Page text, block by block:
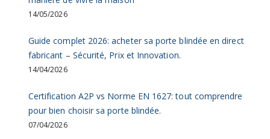
14/05/2026
Guide complet 2026: acheter sa porte blindée en direct
fabricant – Sécurité, Prix et Innovation.
14/04/2026
Certification A2P vs Norme EN 1627: tout comprendre
pour bien choisir sa porte blindée.
07/04/2026